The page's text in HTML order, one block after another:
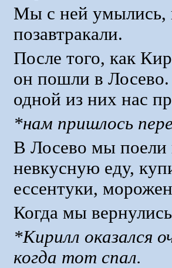
Мы с ней умылись,
позавтракали.
После того, как
он пошли в
одной из них нас
*нам пришлось
В Лосево мы
невкусную еду,
ессентуки,
Когда мы
*Кирилл оказался
когда тот спал.